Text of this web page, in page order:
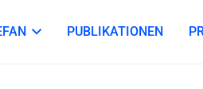
PUBLIKATIONEN